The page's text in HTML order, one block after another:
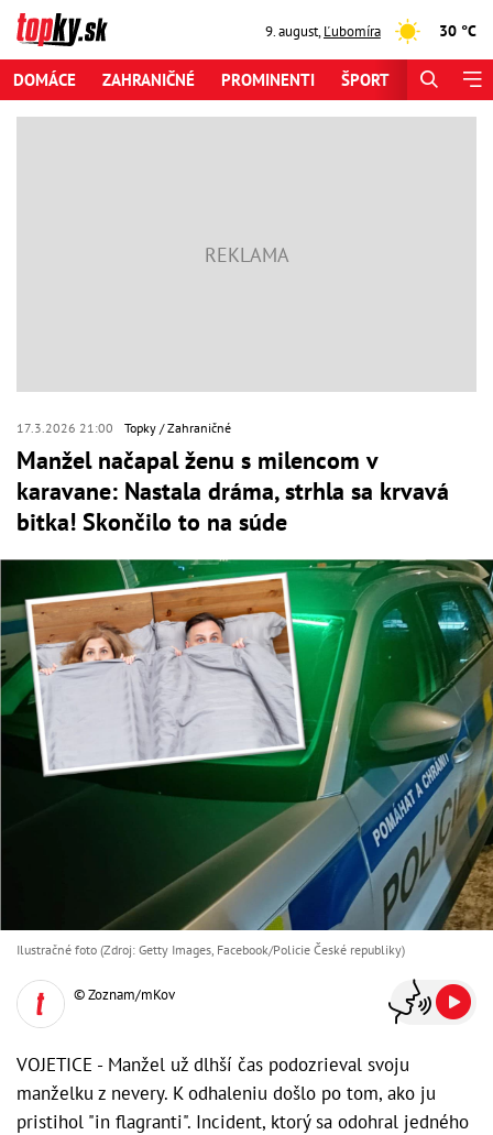
9. august,Ľubomíra 30 °C
DOMÁCE ZAHRANIČNÉ PROMINENTI ŠPORT
17.3.2026 21:00 Topky Zahraničné
Manžel načapal ženu s milencom v
karavane: Nastala dráma, strhla sa krvavá
bitka! Skončilo to na súde
Ilustračné foto (Zdroj: Getty Images, Facebook/Policie České republiky )
© Zoznam/mKov
VOJETICE - Manžel už dlhší čas podozrieval svoju
manželku z nevery. K odhaleniu došlo po tom, ako ju
pristihol "in flagranti". Incident, ktorý sa odohral jedného